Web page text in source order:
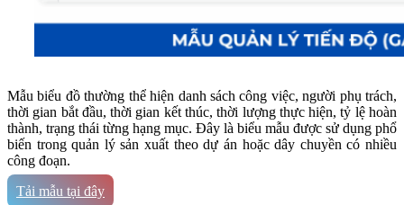
Mẫu biểu đồ thường thể hiện danh sách công việc, người phụ trách,
thời gian bắt đầu, thời gian kết thúc, thời lượng thực hiện, tỷ lệ hoàn
thành, trạng thái từng hạng mục. Đây là biểu mẫu được sử dụng phổ
biến trong quản lý sản xuất theo dự án hoặc dây chuyền có nhiều
công đoạn.
Tải mẫu tại đây